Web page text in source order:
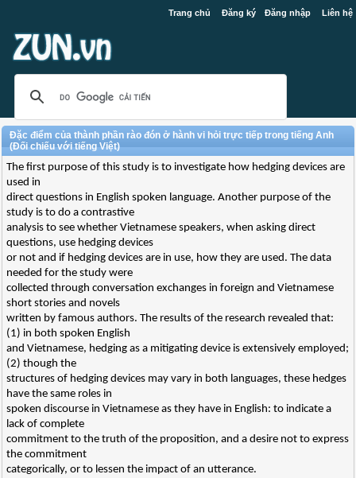
Trang chủ Đăng ký Đăng nhập Liên hệ
Đặc điểm của thành phần rào đón ở hành vi hỏi trực tiếp trong tiếng Anh
(Đối chiếu với tiếng Việt)
The first purpose of this study is to investigate how hedging devices are
used in
direct questions in English spoken language. Another purpose of the
study is to do a contrastive
analysis to see whether Vietnamese speakers, when asking direct
questions, use hedging devices
or not and if hedging devices are in use, how they are used. The data
needed for the study were
collected through conversation exchanges in foreign and Vietnamese
short stories and novels
written by famous authors. The results of the research revealed that:
(1) in both spoken English
and Vietnamese, hedging as a mitigating device is extensively employed;
(2) though the
structures of hedging devices may vary in both languages, these hedges
have the same roles in
spoken discourse in Vietnamese as they have in English: to indicate a
lack of complete
commitment to the truth of the proposition, and a desire not to express
the commitment
categorically, or to lessen the impact of an utterance.